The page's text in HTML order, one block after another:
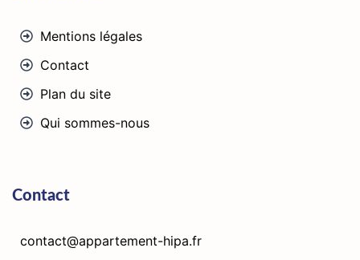
Mentions légales
Contact
Plan du site
Qui sommes-nous
Contact
contact@appartement-hipa.fr